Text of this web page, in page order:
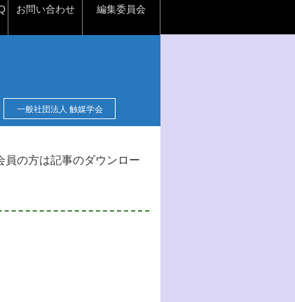
お問い合わせ 編集委員会
一般社団法人 触媒学会
員の方は記事のダウンロー